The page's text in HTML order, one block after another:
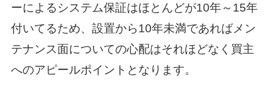
ーによるシステム保証はほとんどが10年～15年
付いてるため、設置から10年未満であればメン
テナンス面についての心配はそれほどなく買主
へのアピールポイントとなります。